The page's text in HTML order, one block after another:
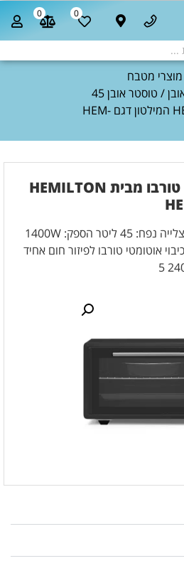
0
0
מוצרי מטבח
/ טוסטר אובן 45
ליטר טורבו מבית HEMILTON המילטון דגם HEM-
טוסטר אובן 45 ליטר טורבו מבית HEMILTON
טוסטר אובן לבישול, אפייה וצלייה נפח: 45 ליטר הספק: 1400W
דקות עם כיבוי אוטומטי טורבו לפיזור חום אחיד